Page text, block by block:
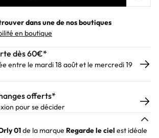
Add to
dans une de nos boutiques
en boutique
dès 60€*
entre le mardi 18 août et le mercredi 19
offerts*
pour se décider
01de la marque Regarde le ciel est idéale